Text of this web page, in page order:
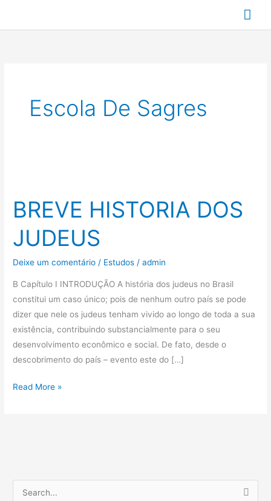
Escola De Sagres
BREVE HISTORIA DOS
JUDEUS
Deixe um comentário / Estudos /admin
B Capítulo I INTRODUÇÃO A história dos judeus no Brasil
constitui um caso único; pois de nenhum outro país se pode
dizer que nele os judeus tenham vivido ao longo de toda a sua
existência, contribuindo substancialmente para o seu
desenvolvimento econômico e social. De fato, desde o
descobrimento do país – evento este do […]
DOS
JUDEUS
Read More »